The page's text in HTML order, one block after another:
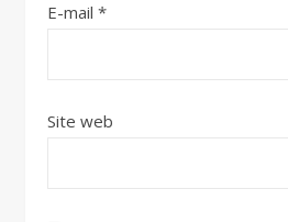
E-mail *
Site web